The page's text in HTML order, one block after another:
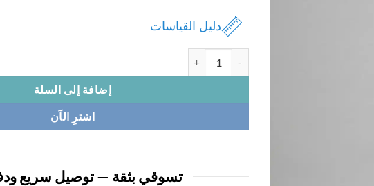
دليل القياسات
إضافة إلى السلة
اشترِ الآن
تسوقي بثقة — توصيل سريع